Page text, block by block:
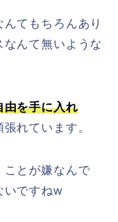
てもちろんあり
なんて無いような
由を手に入れ
れています。
ことが嫌なんで
いですねw